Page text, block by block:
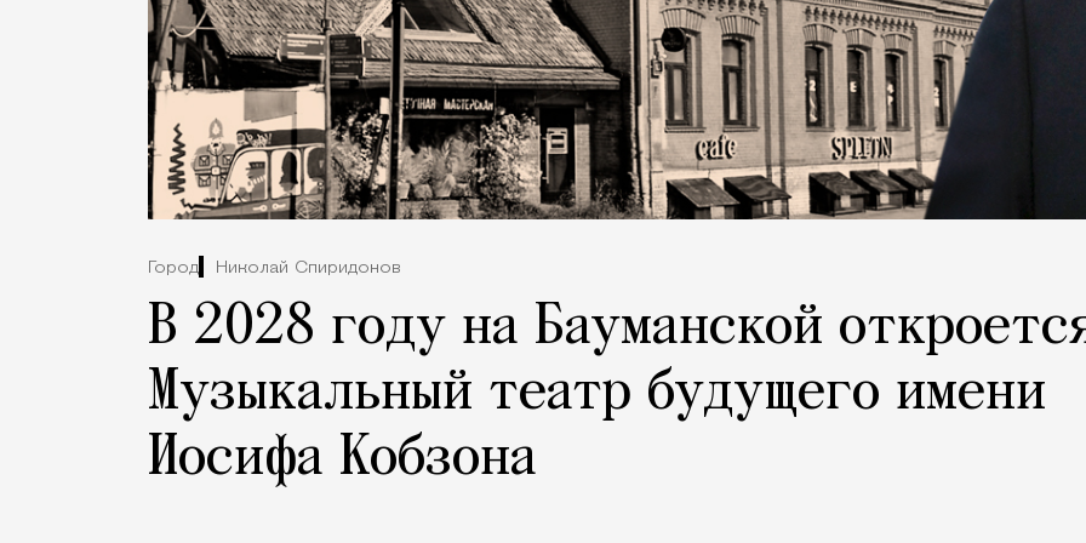
Город Николай Спиридонов
В 2028 году на Бауманской
Музыкальный театр будущего имени
Иосифа Кобзона